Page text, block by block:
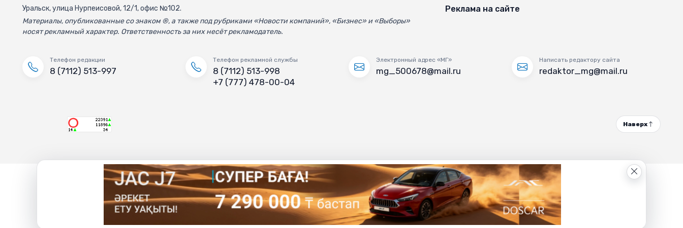
Уральск, улица Нурпеисовой, 12/1, офис №102.
Материалы, опубликованные со знаком ®, а также под рубриками «Новости компаний», «Бизнес» и «Выборы»
носят рекламный характер. Ответственность за них несёт рекламодатель.
Реклама на сайте
Телефон редакции
8 (7112) 513-997
Телефон рекламной службы
8 (7112) 513-998
+7 (777) 478-00-04
Электронный адрес «МГ»
mg_500678@mail.ru
Написать редактору сайта
redaktor_mg@mail.ru
Наверх